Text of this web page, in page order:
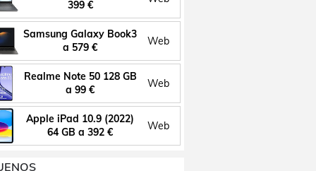
399 €
Samsung Galaxy Book3
a 579 €
Web
Realme Note 50 128 GB
a 99 €
Web
Apple iPad 10.9 (2022)
64 GB a 392 €
Web